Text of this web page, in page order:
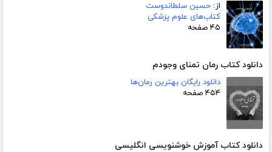
از: حسین سلطاندوست
کتاب‌های علوم پزشکی
۴۵ صفحه
دانلود کتاب رمان تمنای وجودم
دانلود رایگان بهترین رمان‌ها
۴۵۴ صفحه
دانلود کتاب آموزش خوشنویسی انگلیسی